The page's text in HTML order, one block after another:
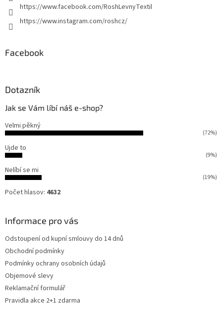
https://www.facebook.com/RoshLevnyTextil
https://www.instagram.com/roshcz/
Facebook
Dotazník
Jak se Vám líbí náš e-shop?
Velmi pěkný
(72%)
Ujde to
(9%)
Nelíbí se mi
(19%)
Počet hlasov: 4632
Informace pro vás
Odstoupení od kupní smlouvy do 14 dnů
Obchodní podmínky
Podmínky ochrany osobních údajů
Objemové slevy
Reklamační formulář
Pravidla akce 2+1 zdarma